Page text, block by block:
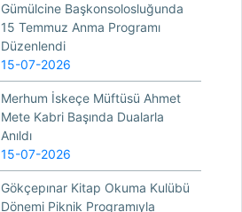
Gümülcine Başkonsolosluğunda
15 Temmuz Anma Programı
Düzenlendi
15-07-2026
Merhum İskeçe Müftüsü Ahmet
Mete Kabri Başında Dualarla
Anıldı
15-07-2026
Gökçepınar Kitap Okuma Kulübü
Dönemi Piknik Programıyla